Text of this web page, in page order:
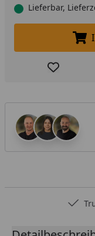
Lieferbar,
Produkt